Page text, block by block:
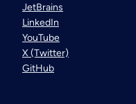
JetBrains
LinkedIn
YouTube
X (Twitter)
GitHub